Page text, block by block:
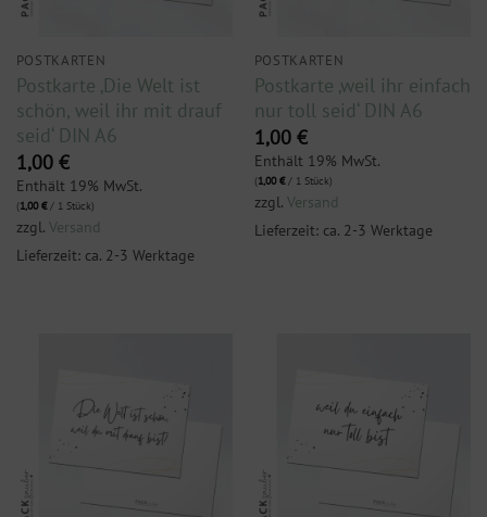
POSTKARTEN
Postkarte ‚Die Welt ist
schön, weil ihr mit drauf
seid‘ DIN A6
1,00 €
Enthält 19% MwSt.
(1,00€/ 1 Stück)
zzgl. Versand
Lieferzeit: ca. 2-3 Werktage
POSTKARTEN
Postkarte ‚weil ihr einfach
nur toll seid‘ DIN A6
1,00 €
Enthält 19% MwSt.
(1,00€/ 1 Stück)
zzgl. Versand
Lieferzeit: ca. 2-3 Werktage